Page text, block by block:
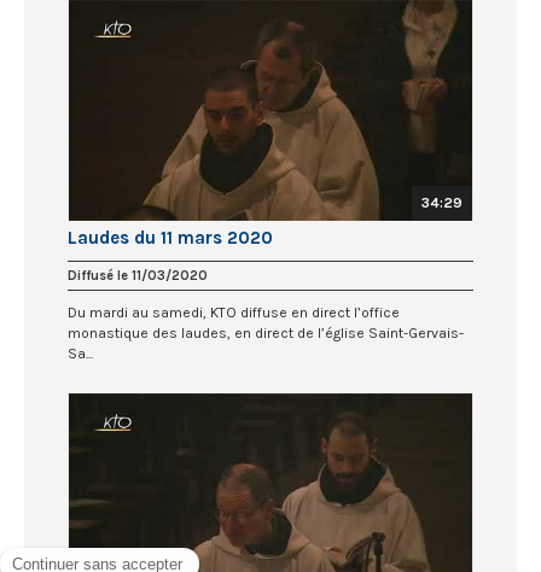
34:29
Laudes du 11 mars 2020
Diffusé le 11/03/2020
Du mardi au samedi, KTO diffuse en direct l’office
monastique des laudes, en direct de l’église Saint-Gervais-
Sa...